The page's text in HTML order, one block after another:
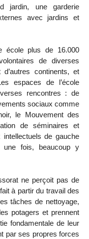
jardin, une garderie
avec jardins et
école plus de 16.000
de diverses
continents, et
espaces de l’école
rencontres : de
sociaux comme
le Mouvement des
de séminaires et
intellectuels de gauche
une fois, beaucoup y
ne perçoit pas de
à partir du travail des
tâches de nettoyage,
potagers et prennent
fondamentale de leur
par ses propres forces